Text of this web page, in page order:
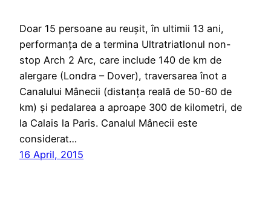
Doar 15 persoane au reușit, în ultimii 13 ani,
performanța de a termina Ultratriatlonul non-
stop Arch 2 Arc, care include 140 de km de
alergare (Londra – Dover), traversarea înot a
Canalului Mânecii (distanța reală de 50-60 de
km) și pedalarea a aproape 300 de kilometri, de
la Calais la Paris. Canalul Mânecii este
considerat…
16 April, 2015